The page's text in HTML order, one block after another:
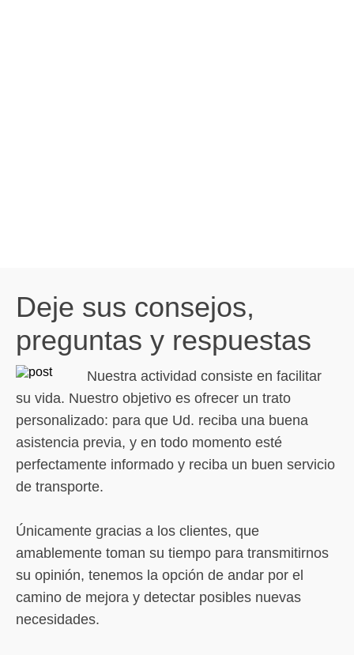
Deje sus consejos,
preguntas y respuestas
Nuestra actividad consiste en facilitar
su vida. Nuestro objetivo es ofrecer un trato
personalizado: para que Ud. reciba una buena
asistencia previa, y en todo momento esté
perfectamente informado y reciba un buen servicio
de transporte.
Únicamente gracias a los clientes, que
amablemente toman su tiempo para transmitirnos
su opinión, tenemos la opción de andar por el
camino de mejora y detectar posibles nuevas
necesidades.